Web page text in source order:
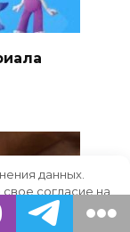
данных.
согласие на
OK